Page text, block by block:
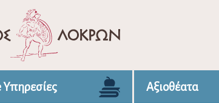
Υπηρεσίες Αξιοθέατα